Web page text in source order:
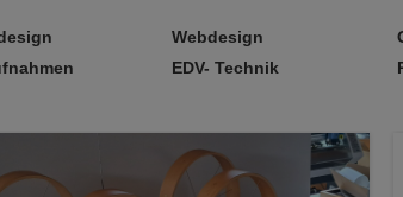
Webdesign
EDV- Technik